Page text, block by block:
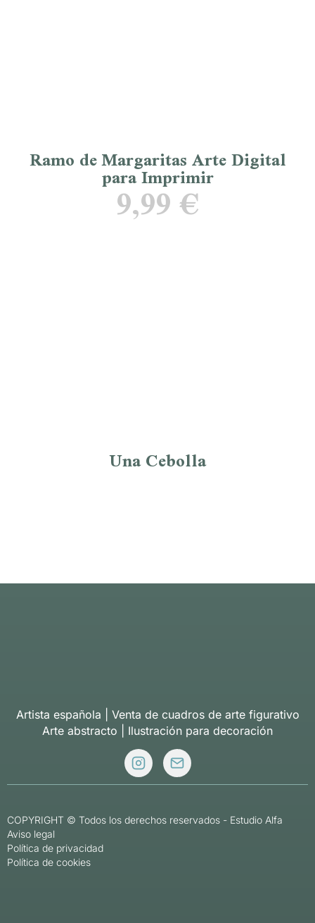
Ramo de Margaritas Arte Digital
para Imprimir
9,99€
Una Cebolla
Artista española | Venta de cuadros de arte figurativo
Arte abstracto | Ilustración para decoración
COPYRIGHT © Todos los derechos reservados - Estudio Alfa
Aviso legal
Política de privacidad
Política de cookies